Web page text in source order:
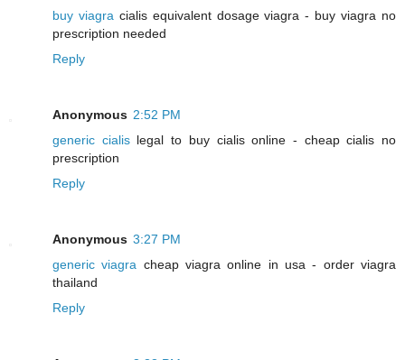
buy viagra cialis equivalent dosage viagra - buy viagra no
prescription needed
Reply
Anonymous 2:52 PM
generic cialislegal to buy cialis online - cheap cialis no
prescription
Reply
Anonymous 3:27 PM
generic viagra cheap viagra online in usa - order viagra
thailand
Reply